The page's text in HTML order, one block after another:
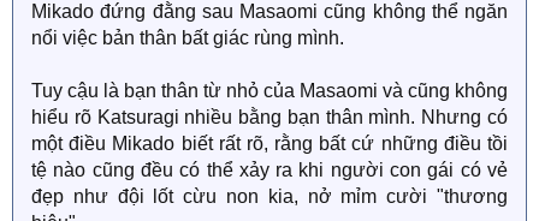
Mikado đứng đằng sau Masaomi cũng không thể ngăn
nổi việc bản thân bất giác rùng mình.
Tuy cậu là bạn thân từ nhỏ của Masaomi và cũng không
hiểu rõ Katsuragi nhiều bằng bạn thân mình. Nhưng có
một điều Mikado biết rất rõ, rằng bất cứ những điều tồi
tệ nào cũng đều có thể xảy ra khi người con gái có vẻ
đẹp như đội lốt cừu non kia, nở mỉm cười "thương